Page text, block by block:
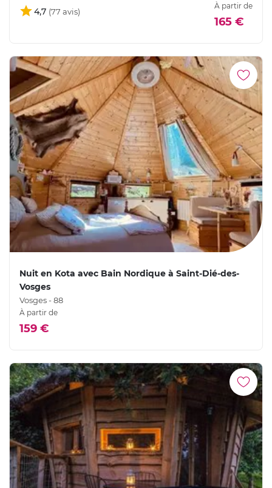
4,7
À partir de
165 €
Nuit en Kota avec Bain Nordique à Saint-Dié-des-
Vosges
Vosges - 88
À partir de
159 €